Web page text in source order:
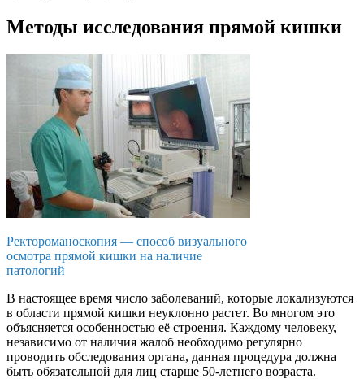
Методы исследования прямой кишки
Ректороманоскопия — способ визуального
осмотра прямой кишки на наличие
патологий
В настоящее время число заболеваний, которые локализуются
в области прямой кишки неуклонно растет. Во многом это
объясняется особенностью её строения. Каждому человеку,
независимо от наличия жалоб необходимо регулярно
проводить обследования органа, данная процедура должна
быть обязательной для лиц старше 50-летнего возраста.